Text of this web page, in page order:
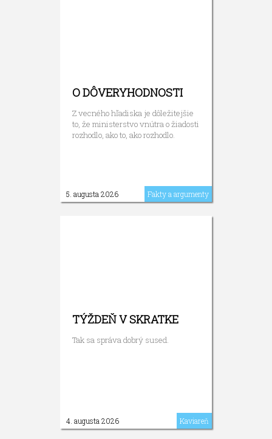
O DÔVERYHODNOSTI
Z vecného hľadiska je dôležitejšie
to, že ministerstvo vnútra o žiadosti
rozhodlo, ako to, ako rozhodlo.
5. augusta 2026 Fakty a argumenty
TÝŽDEŇ V SKRATKE
Tak sa správa dobrý sused.
4. augusta 2026 Kaviareň